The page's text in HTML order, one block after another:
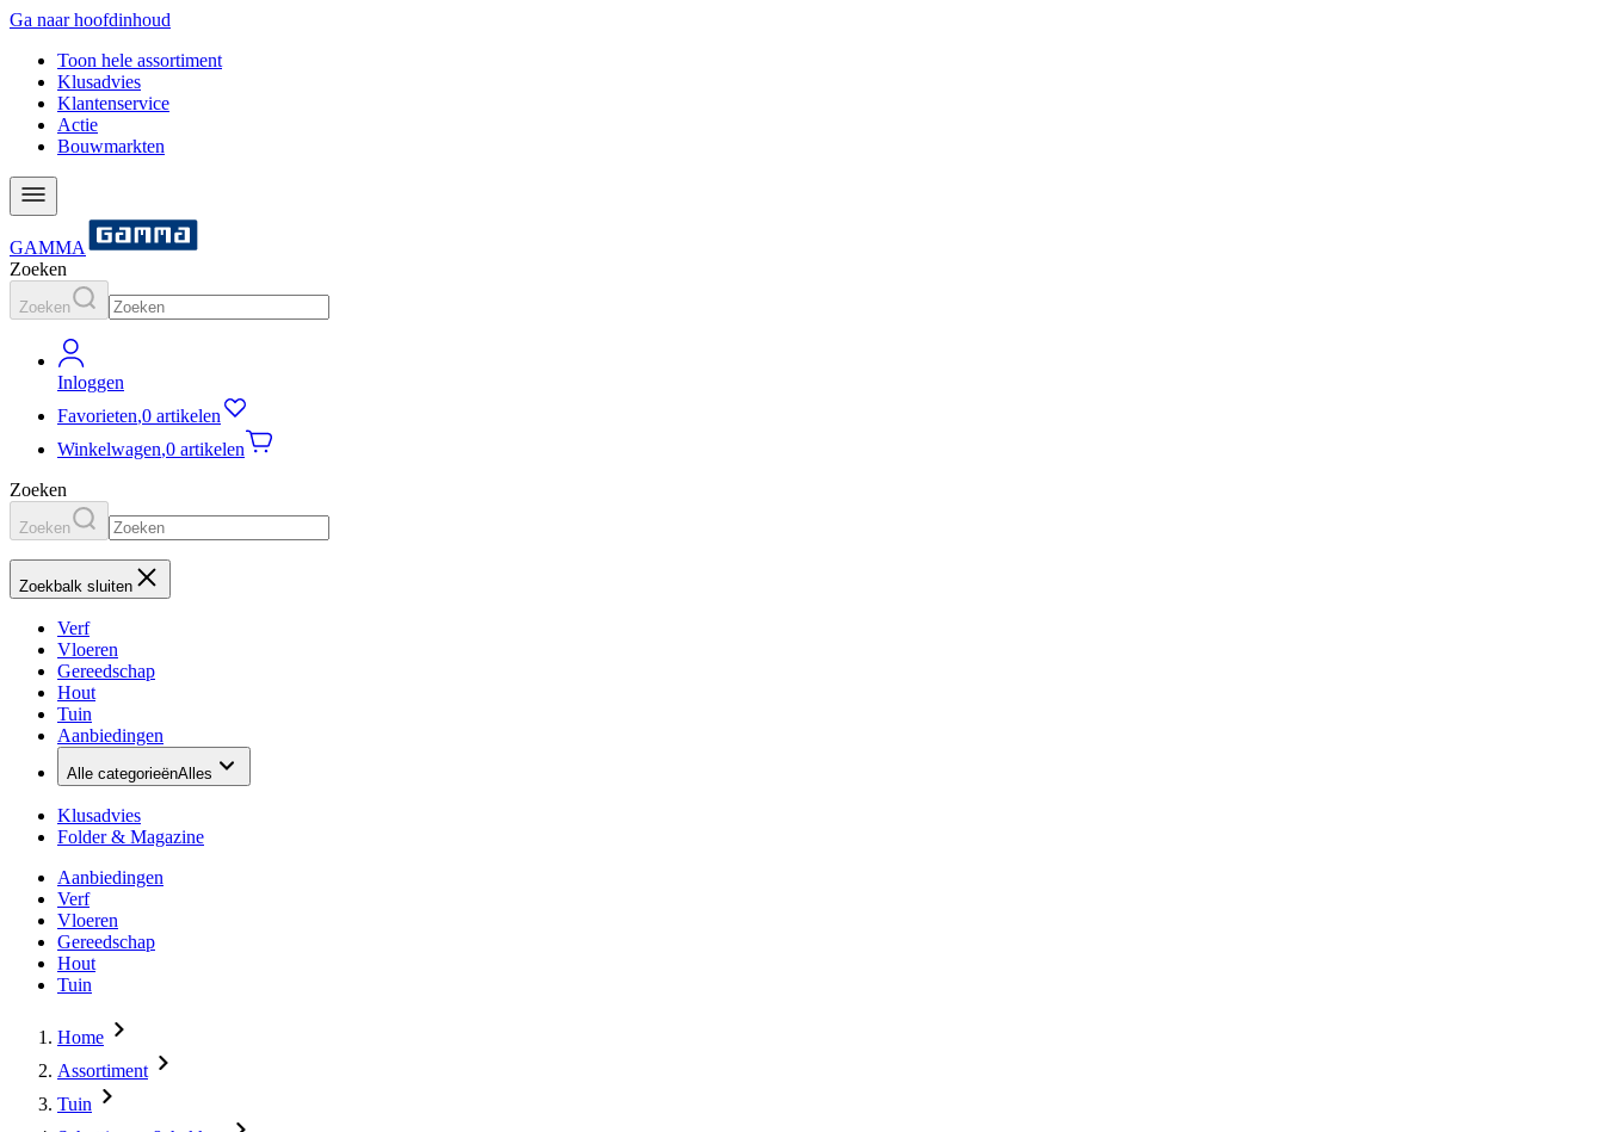
Ga naar hoofdinhoud
Toon hele assortiment
Klusadvies
Klantenservice
Actie
Bouwmarkten
GAMMA
Zoeken
Zoeken
Inloggen
Favorieten,0 artikelen
Winkelwagen,0 artikelen
Zoeken
Zoeken
Zoekbalk sluiten
Verf
Vloeren
Gereedschap
Hout
Tuin
Aanbiedingen
Alle categorieënAlles
Klusadvies
Folder & Magazine
Aanbiedingen
Verf
Vloeren
Gereedschap
Hout
Tuin
Home
Assortiment
Tuin